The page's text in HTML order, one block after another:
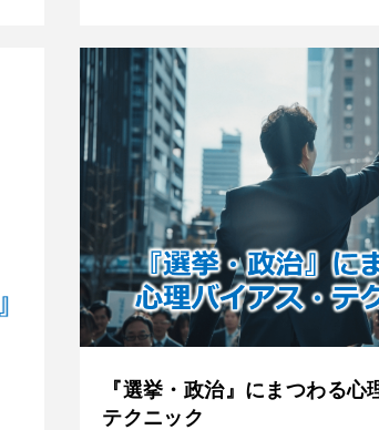
『選挙・政治』にまつわる心
テクニック